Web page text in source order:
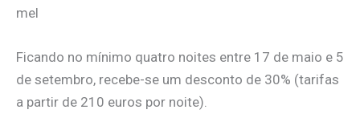
mel
Ficando no mínimo quatro noites entre 17 de maio e 5
de setembro, recebe-se um desconto de 30% (tarifas
a partir de 210 euros por noite).